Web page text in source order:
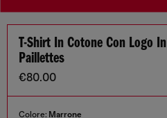
T-Shirt In Cotone Con Logo In
Paillettes
€80.00
Colore: Marrone